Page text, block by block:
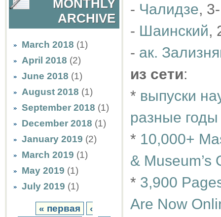
MONTHLY
ARCHIVE
March 2018 (1)
April 2018 (2)
June 2018 (1)
August 2018 (1)
September 2018 (1)
December 2018 (1)
January 2019 (2)
March 2019 (1)
May 2019 (1)
July 2019 (1)
« первая
‹
- Чалидзе,
- Шаинский,
- ак.
из сети:
* выпуски
разные годы
* 10,000+
& Museum’s
* 3,900
Are Now